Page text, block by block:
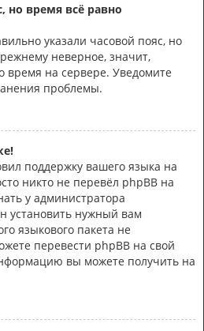
но время всё равно
указали часовой пояс, но
неверное, значит,
время на сервере. Уведомите
проблемы.
поддержку вашего языка на
никто не перевёл phpBB на
у администратора
установить нужный вам
языкового пакета не
перевести phpBB на свой
вы можете получить на